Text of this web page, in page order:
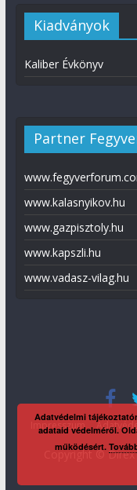
Kiadványok
Kaliber Évkönyv
Partner
www.kalasnyikov.hu
www.gazpisztoly.hu
www.kapszli.hu
www.vadasz-vilag.hu
Impresszum
Copyright ©
Adatvédelmi
adataid védelméről.
működésért.